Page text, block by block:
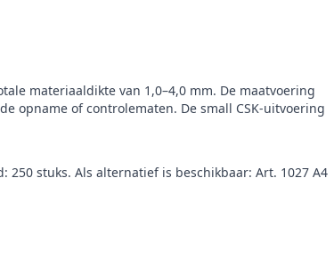
materiaaldikte van 1,0–4,0 mm. De maatvoering
opname of controlematen. De small CSK‑uitvoering
250 stuks. Als alternatief is beschikbaar: Art. 1027 A4